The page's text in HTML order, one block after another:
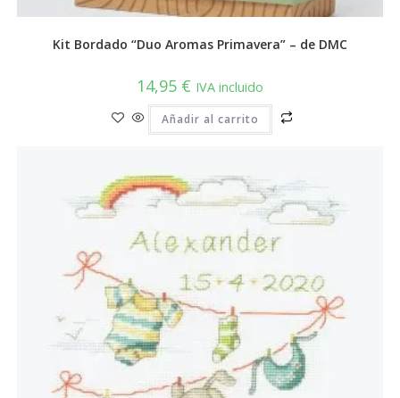
Kit Bordado “Duo Aromas Primavera” – de DMC
14,95 € IVA incluido
Añadir al carrito